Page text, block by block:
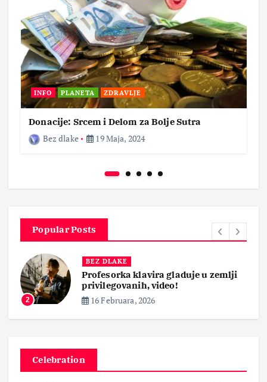
INFO PLANETA ZDRAVLJE
Donacije: Srcem i Delom za Bolje Sutra
Bez dlake
19 Maja, 2024
Popular Posts
2
BEZ DLAKE
Profesorka klavira gladuje u zemlji
privilegovanih, video!
16 Februara, 2026
Celebration